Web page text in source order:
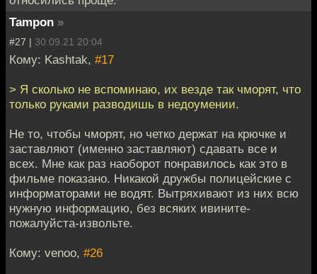
Tampon »
#27 | 30.09.21 20:04
Кому: Kashtak, #17
> Я сколько не вспоминаю, их везде так чморят, что
только руками разводишь в недоумении.
Не то, чтобы чморят, но четко держат на крючке и
заставляют (именно заставляют) сдавать все и
всех. Мне как раз наоборот понравилось как это в
фильме показано. Никакой дружбы полицейские с
информаторами не водят. Вытряхивают из них всю
нужную информацию, без всяких ивините-
пожалуйста-извольте.
Кому: venoo, #26